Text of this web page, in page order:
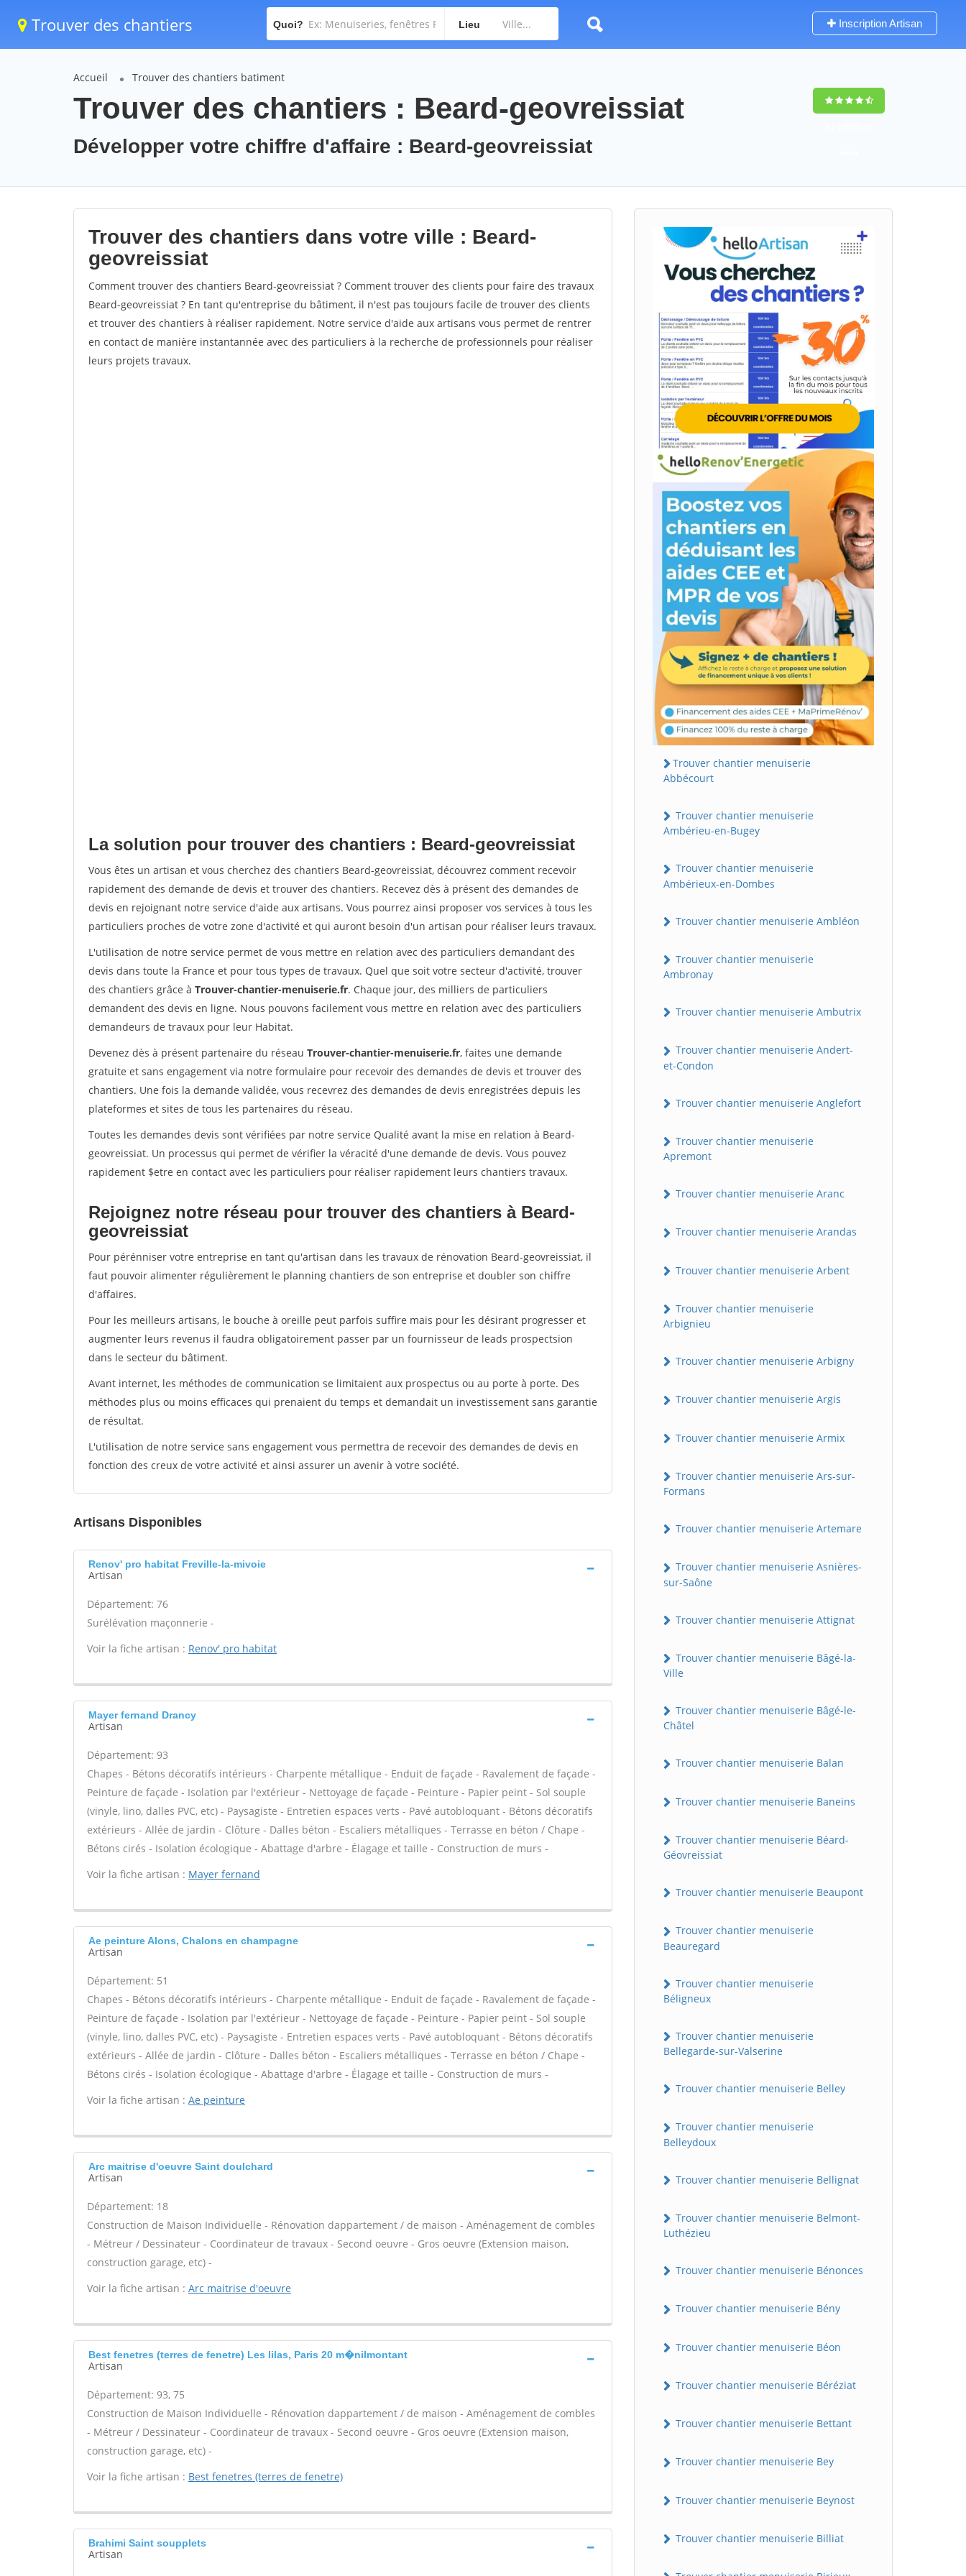
Trouver des chantiers Quoi? Lieu Inscription Artisan
Accueil Trouver des chantiers batiment
Trouver des chantiers : Beard-geovreissiat
Développer votre chiffre d'affaire : Beard-geovreissiat
Trouver des chantiers dans votre ville : Beard-
geovreissiat
Comment trouver des chantiers Beard-geovreissiat ? Comment trouver des clients pour faire des travaux
Beard-geovreissiat ? En tant qu'entreprise du bâtiment, il n'est pas toujours facile de trouver des clients
et trouver des chantiers à réaliser rapidement. Notre service d'aide aux artisans vous permet de rentrer
en contact de manière instantannée avec des particuliers à la recherche de professionnels pour réaliser
leurs projets travaux.
La solution pour trouver des chantiers : Beard-geovreissiat
Vous êtes un artisan et vous cherchez des chantiers Beard-geovreissiat, découvrez comment recevoir
rapidement des demande de devis et trouver des chantiers. Recevez dès à présent des demandes de
devis en rejoignant notre service d'aide aux artisans. Vous pourrez ainsi proposer vos services à tous les
particuliers proches de votre zone d'activité et qui auront besoin d'un artisan pour réaliser leurs travaux.
L'utilisation de notre service permet de vous mettre en relation avec des particuliers demandant des
devis dans toute la France et pour tous types de travaux. Quel que soit votre secteur d'activité, trouver
des chantiers grâce à Trouver-chantier-menuiserie.fr. Chaque jour, des milliers de particuliers
demandent des devis en ligne. Nous pouvons facilement vous mettre en relation avec des particuliers
demandeurs de travaux pour leur Habitat.
Devenez dès à présent partenaire du réseau Trouver-chantier-menuiserie.fr, faites une demande
gratuite et sans engagement via notre formulaire pour recevoir des demandes de devis et trouver des
chantiers. Une fois la demande validée, vous recevrez des demandes de devis enregistrées depuis les
plateformes et sites de tous les partenaires du réseau.
Toutes les demandes devis sont vérifiées par notre service Qualité avant la mise en relation à Beard-
geovreissiat. Un processus qui permet de vérifier la véracité d'une demande de devis. Vous pouvez
rapidement $etre en contact avec les particuliers pour réaliser rapidement leurs chantiers travaux.
Rejoignez notre réseau pour trouver des chantiers à Beard-
geovreissiat
Pour pérénniser votre entreprise en tant qu'artisan dans les travaux de rénovation Beard-geovreissiat, il
faut pouvoir alimenter régulièrement le planning chantiers de son entreprise et doubler son chiffre
d'affaires.
Pour les meilleurs artisans, le bouche à oreille peut parfois suffire mais pour les désirant progresser et
augmenter leurs revenus il faudra obligatoirement passer par un fournisseur de leads prospectsion
dans le secteur du bâtiment.
Avant internet, les méthodes de communication se limitaient aux prospectus ou au porte à porte. Des
méthodes plus ou moins efficaces qui prenaient du temps et demandait un investissement sans garantie
de résultat.
L'utilisation de notre service sans engagement vous permettra de recevoir des demandes de devis en
fonction des creux de votre activité et ainsi assurer un avenir à votre société.
Artisans Disponibles
Renov' pro habitat Freville-la-mivoie
Artisan
Département: 76
Surélévation maçonnerie -
Voir la fiche artisan : Renov' pro habitat
Mayer fernand Drancy
Artisan
Département: 93
Chapes - Bétons décoratifs intérieurs - Charpente métallique - Enduit de façade - Ravalement de façade -
Peinture de façade - Isolation par l'extérieur - Nettoyage de façade - Peinture - Papier peint - Sol souple
(vinyle, lino, dalles PVC, etc) - Paysagiste - Entretien espaces verts - Pavé autobloquant - Bétons décoratifs
extérieurs - Allée de jardin - Clôture - Dalles béton - Escaliers métalliques - Terrasse en béton / Chape -
Bétons cirés - Isolation écologique - Abattage d'arbre - Élagage et taille - Construction de murs -
Voir la fiche artisan : Mayer fernand
Ae peinture Alons, Chalons en champagne
Artisan
Département: 51
Chapes - Bétons décoratifs intérieurs - Charpente métallique - Enduit de façade - Ravalement de façade -
Peinture de façade - Isolation par l'extérieur - Nettoyage de façade - Peinture - Papier peint - Sol souple
(vinyle, lino, dalles PVC, etc) - Paysagiste - Entretien espaces verts - Pavé autobloquant - Bétons décoratifs
extérieurs - Allée de jardin - Clôture - Dalles béton - Escaliers métalliques - Terrasse en béton / Chape -
Bétons cirés - Isolation écologique - Abattage d'arbre - Élagage et taille - Construction de murs -
Voir la fiche artisan : Ae peinture
Arc maitrise d'oeuvre Saint doulchard
Artisan
Département: 18
Construction de Maison Individuelle - Rénovation dappartement / de maison - Aménagement de combles
- Métreur / Dessinateur - Coordinateur de travaux - Second oeuvre - Gros oeuvre (Extension maison,
construction garage, etc) -
Voir la fiche artisan : Arc maitrise d'oeuvre
Best fenetres (terres de fenetre) Les lilas, Paris 20 m�nilmontant
Artisan
Département: 93, 75
Construction de Maison Individuelle - Rénovation dappartement / de maison - Aménagement de combles
- Métreur / Dessinateur - Coordinateur de travaux - Second oeuvre - Gros oeuvre (Extension maison,
construction garage, etc) -
Voir la fiche artisan : Best fenetres (terres de fenetre)
Brahimi Saint soupplets
Artisan
Trouver chantier menuiserie
Abbécourt
Trouver chantier menuiserie
Ambérieu-en-Bugey
Trouver chantier menuiserie
Ambérieux-en-Dombes
Trouver chantier menuiserie Ambléon
Trouver chantier menuiserie
Ambronay
Trouver chantier menuiserie Ambutrix
Trouver chantier menuiserie Andert-
et-Condon
Trouver chantier menuiserie Anglefort
Trouver chantier menuiserie
Apremont
Trouver chantier menuiserie Aranc
Trouver chantier menuiserie Arandas
Trouver chantier menuiserie Arbent
Trouver chantier menuiserie
Arbignieu
Trouver chantier menuiserie Arbigny
Trouver chantier menuiserie Argis
Trouver chantier menuiserie Armix
Trouver chantier menuiserie Ars-sur-
Formans
Trouver chantier menuiserie Artemare
Trouver chantier menuiserie Asnières-
sur-Saône
Trouver chantier menuiserie Attignat
Trouver chantier menuiserie Bâgé-la-
Ville
Trouver chantier menuiserie Bâgé-le-
Châtel
Trouver chantier menuiserie Balan
Trouver chantier menuiserie Baneins
Trouver chantier menuiserie Béard-
Géovreissiat
Trouver chantier menuiserie Beaupont
Trouver chantier menuiserie
Beauregard
Trouver chantier menuiserie
Béligneux
Trouver chantier menuiserie
Bellegarde-sur-Valserine
Trouver chantier menuiserie Belley
Trouver chantier menuiserie
Belleydoux
Trouver chantier menuiserie Bellignat
Trouver chantier menuiserie Belmont-
Luthézieu
Trouver chantier menuiserie Bénonces
Trouver chantier menuiserie Bény
Trouver chantier menuiserie Béon
Trouver chantier menuiserie Béréziat
Trouver chantier menuiserie Bettant
Trouver chantier menuiserie Bey
Trouver chantier menuiserie Beynost
Trouver chantier menuiserie Billiat